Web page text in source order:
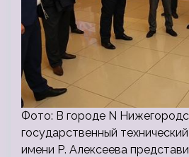
Фото: В городе N
государственный
имени Р. Алексеева